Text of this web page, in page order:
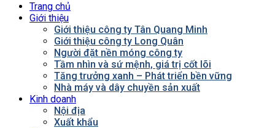
Trang chủ
Giới thiệu
Giới thiệu công ty Tân Quang Minh
Giới thiệu công ty Long Quân
Người đặt nền móng công ty
Tầm nhìn và sứ mệnh, giá trị cốt lõi
Tăng trưởng xanh – Phát triển bền vững
Nhà máy và dây chuyền sản xuất
Kinh doanh
Nội địa
Xuất khẩu